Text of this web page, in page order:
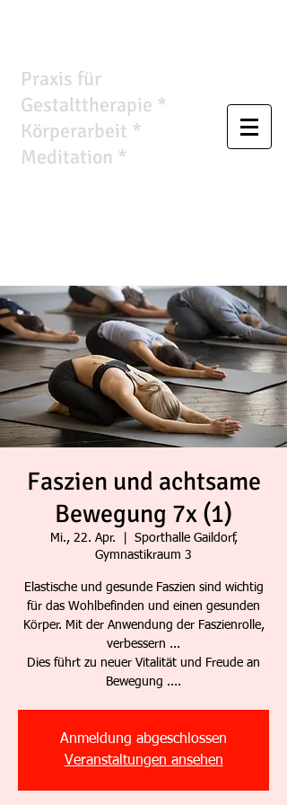
Praxis für
Gestalttherapie *
Körperarbeit *
Meditation *
Faszien und achtsame
Bewegung 7x (1)
Mi., 22. Apr.
Sporthalle Gaildorf,
Gymnastikraum 3
Elastische und gesunde Faszien sind wichtig
für das Wohlbefinden und einen gesunden
Körper. Mit der Anwendung der Faszienrolle,
verbessern ...
Dies führt zu neuer Vitalität und Freude an
Bewegung ....
Anmeldung abgeschlossen
Veranstaltungen ansehen